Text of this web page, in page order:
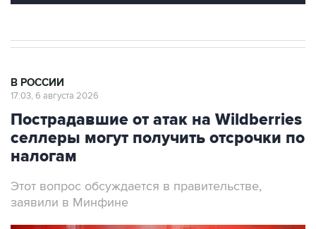
В РОССИИ
17:03, 6 августа 2026
Пострадавшие от атак на Wildberries
селлеры могут получить отсрочки по
налогам
Этот вопрос обсуждается в правительстве,
заявили в Минфине